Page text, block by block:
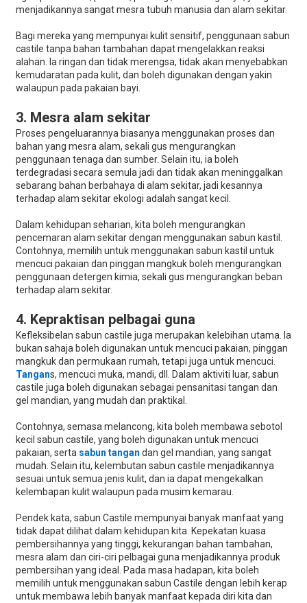
menjadikannya sangat mesra tubuh manusia dan alam sekitar.
Bagi mereka yang mempunyai kulit sensitif, penggunaan sabun
castile tanpa bahan tambahan dapat mengelakkan reaksi
alahan. Ia ringan dan tidak merengsa, tidak akan menyebabkan
kemudaratan pada kulit, dan boleh digunakan dengan yakin
walaupun pada pakaian bayi.
3. Mesra alam sekitar
Proses pengeluarannya biasanya menggunakan proses dan
bahan yang mesra alam, sekali gus mengurangkan
penggunaan tenaga dan sumber. Selain itu, ia boleh
terdegradasi secara semula jadi dan tidak akan meninggalkan
sebarang bahan berbahaya di alam sekitar, jadi kesannya
terhadap alam sekitar ekologi adalah sangat kecil.
Dalam kehidupan seharian, kita boleh mengurangkan
pencemaran alam sekitar dengan menggunakan sabun kastil.
Contohnya, memilih untuk menggunakan sabun kastil untuk
mencuci pakaian dan pinggan mangkuk boleh mengurangkan
penggunaan detergen kimia, sekali gus mengurangkan beban
terhadap alam sekitar.
4. Kepraktisan pelbagai guna
Kefleksibelan sabun castile juga merupakan kelebihan utama. Ia
bukan sahaja boleh digunakan untuk mencuci pakaian, pinggan
mangkuk dan permukaan rumah, tetapi juga untuk mencuci.
Tangans, mencuci muka, mandi, dll. Dalam aktiviti luar, sabun
castile juga boleh digunakan sebagai pensanitasi tangan dan
gel mandian, yang mudah dan praktikal.
Contohnya, semasa melancong, kita boleh membawa sebotol
kecil sabun castile, yang boleh digunakan untuk mencuci
pakaian, serta sabun tangan dan gel mandian, yang sangat
mudah. ​​Selain itu, kelembutan sabun castile menjadikannya
sesuai untuk semua jenis kulit, dan ia dapat mengekalkan
kelembapan kulit walaupun pada musim kemarau.
Pendek kata, sabun Castile mempunyai banyak manfaat yang
tidak dapat dilihat dalam kehidupan kita. Kepekatan kuasa
pembersihannya yang tinggi, kekurangan bahan tambahan,
mesra alam dan ciri-ciri pelbagai guna menjadikannya produk
pembersihan yang ideal. Pada masa hadapan, kita boleh
memilih untuk menggunakan sabun Castile dengan lebih kerap
untuk membawa lebih banyak manfaat kepada diri kita dan